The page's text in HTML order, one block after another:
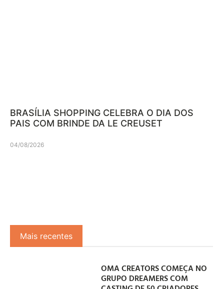
BRASÍLIA SHOPPING CELEBRA O DIA DOS
PAIS COM BRINDE DA LE CREUSET
04/08/2026
Mais recentes
OMA CREATORS COMEÇA NO
GRUPO DREAMERS COM